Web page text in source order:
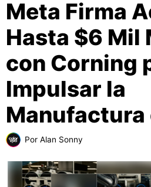
Meta Firma
Hasta $6 Mil
con Corning
Impulsar la
Manufactura
Por Alan Sonny